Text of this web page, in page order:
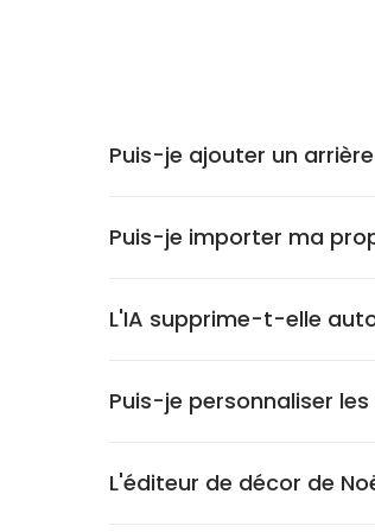
Puis-je ajouter un
Puis-je importer ma
L'IA supprime-t-elle
Puis-je personnaliser
L'éditeur de décor de